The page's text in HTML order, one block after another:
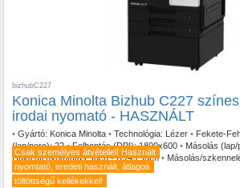
Csak személyes átvétellel! Használt
nyomtató, eredeti használt, átlagos
töltöttségű kellékekkel!
bizhubC227
Konica Minolta Bizhub C227
irodai nyomató - HASZNÁLT
• Gyártó: Konica Minolta • Technológia: Lézer • Fekete-
(lap/perc): 22 • Felbontás (DPI): 1800x600 • Másolás (lap/
Hálózati nyomtatás: Igen • RJ45: Igen • Másolás/
Papírformátum:A3 •ADF: Igen • DADF:
Toner/patron szám: 4 •